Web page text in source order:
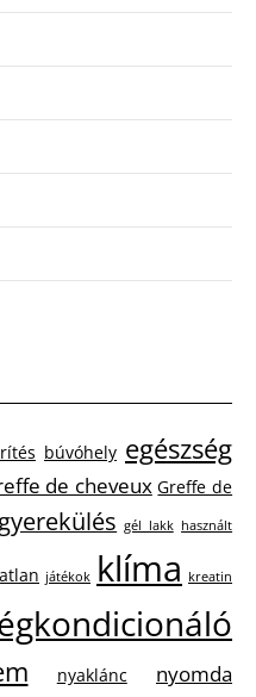
búvóhely egészség
de cheveux Greffe de
gyerekülés gél lakk használt
játékok klíma kreatin
nyaklánc nyomda